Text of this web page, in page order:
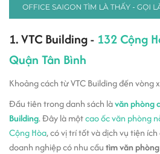
1. VTC Building - 132 Cộng
Quận Tân Bình
Khoảng cách từ VTC Building đến vòng
Đầu tiên trong danh sách làvăn phòng
Building. Đây là mộtcao ốc văn phòng
Cộng Hòa, có vị trí tốt và dịch vụ tiện
doanh nghiệp có nhu cầutìm văn